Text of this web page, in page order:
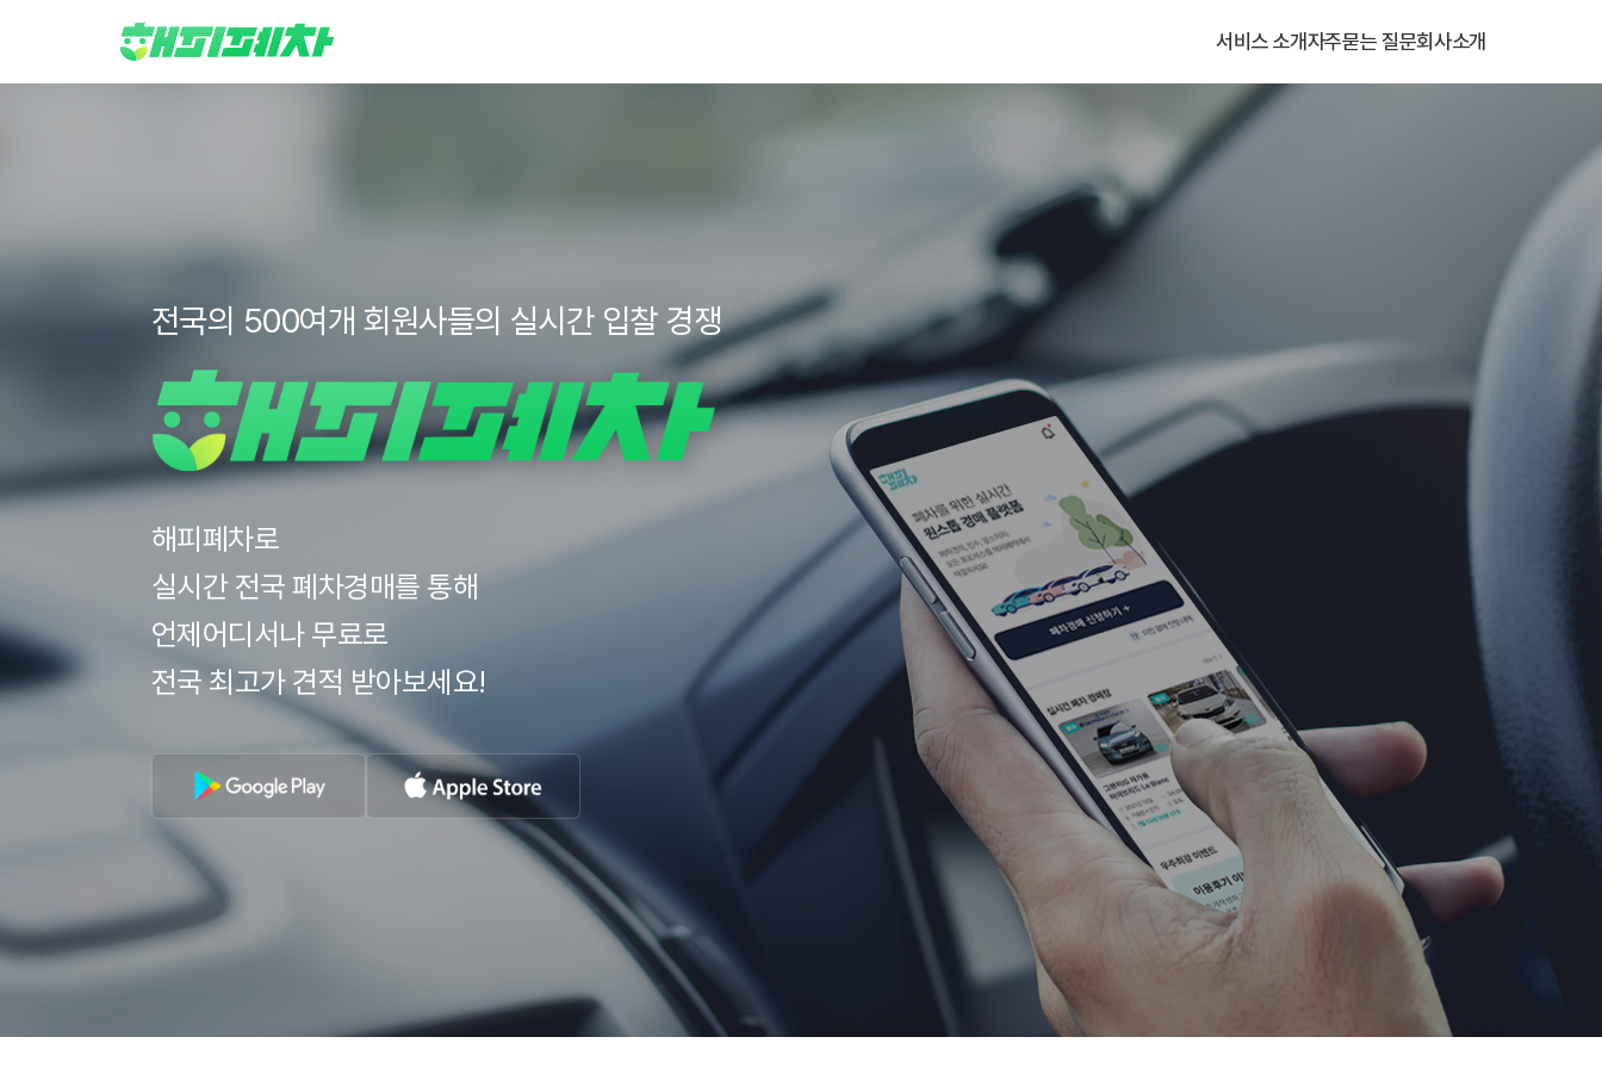
서비스 소개자주묻는 질문회사소개
전국의 500여개 회원사들의 실시간 입찰 경쟁
해피폐차로
실시간 전국 폐차경매를 통해
언제어디서나 무료로
전국 최고가 견적 받아보세요!